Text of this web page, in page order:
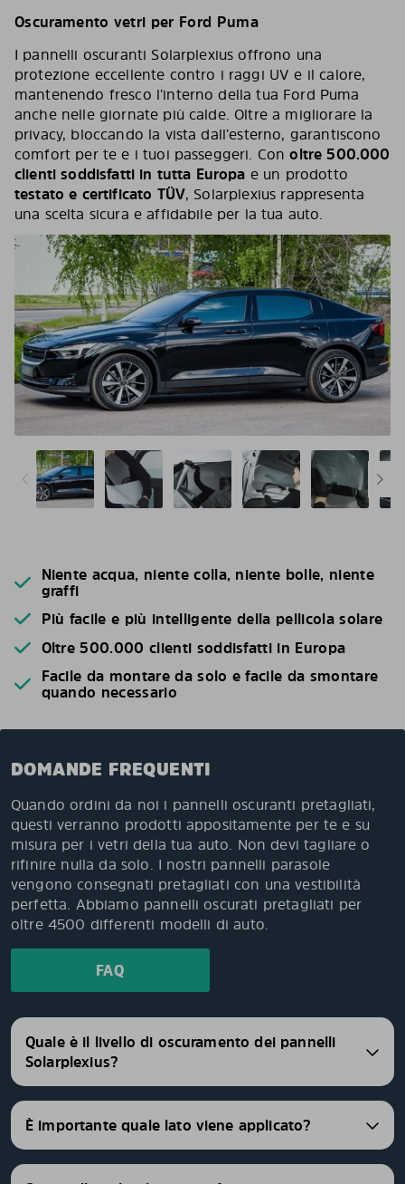
Oscuramento vetri per Ford Puma
I pannelli oscuranti Solarplexius offrono una
protezione eccellente contro i raggi UV e il calore,
mantenendo fresco l’interno della tua Ford Puma
anche nelle giornate più calde. Oltre a migliorare la
privacy, bloccando la vista dall’esterno, garantiscono
comfort per te e i tuoi passeggeri. Conoltre 500.000
clienti soddisfatti in tutta Europa e un prodotto
testato e certificato TÜV, Solarplexius rappresenta
una scelta sicura e affidabile per la tua auto.
Niente acqua, niente colla, niente bolle, niente
graffi
Più facile e più intelligente della pellicola solare
Oltre 500.000 clienti soddisfatti in Europa
Facile da montare da solo e facile da smontare
quando necessario
DOMANDE FREQUENTI
Quando ordini da noi i pannelli oscuranti pretagliati,
questi verranno prodotti appositamente per te e su
misura per i vetri della tua auto. Non devi tagliare o
rifinire nulla da solo. I nostri pannelli parasole
vengono consegnati pretagliati con una vestibilità
perfetta. Abbiamo pannelli oscurati pretagliati per
oltre 4500 differenti modelli di auto.
FAQ
Quale è il livello di oscuramento dei pannelli
Solarplexius?
È importante quale lato viene applicato?